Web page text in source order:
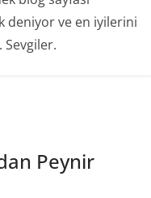
deniyor ve en iyilerini
Peynir